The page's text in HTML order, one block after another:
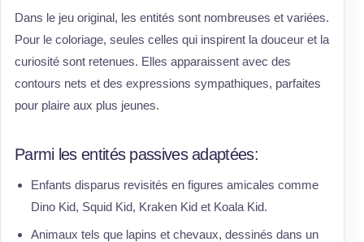
Dans le jeu original, les entités sont nombreuses et variées.
Pour le coloriage, seules celles qui inspirent la douceur et la
curiosité sont retenues. Elles apparaissent avec des
contours nets et des expressions sympathiques, parfaites
pour plaire aux plus jeunes.
Parmi les entités passives adaptées:
Enfants disparus revisités en figures amicales comme
Dino Kid, Squid Kid, Kraken Kid et Koala Kid.
Animaux tels que lapins et chevaux, dessinés dans un